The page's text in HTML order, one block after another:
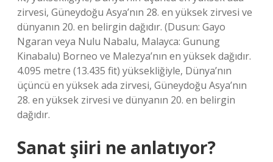
zirvesi, Güneydoğu Asya’nın 28. en yüksek zirvesi ve
dünyanın 20. en belirgin dağıdır. (Dusun: Gayo
Ngaran veya Nulu Nabalu, Malayca: Gunung
Kinabalu) Borneo ve Malezya’nın en yüksek dağıdır.
4.095 metre (13.435 fit) yüksekliğiyle, Dünya’nın
üçüncü en yüksek ada zirvesi, Güneydoğu Asya’nın
28. en yüksek zirvesi ve dünyanın 20. en belirgin
dağıdır.
Sanat şiiri ne anlatıyor?